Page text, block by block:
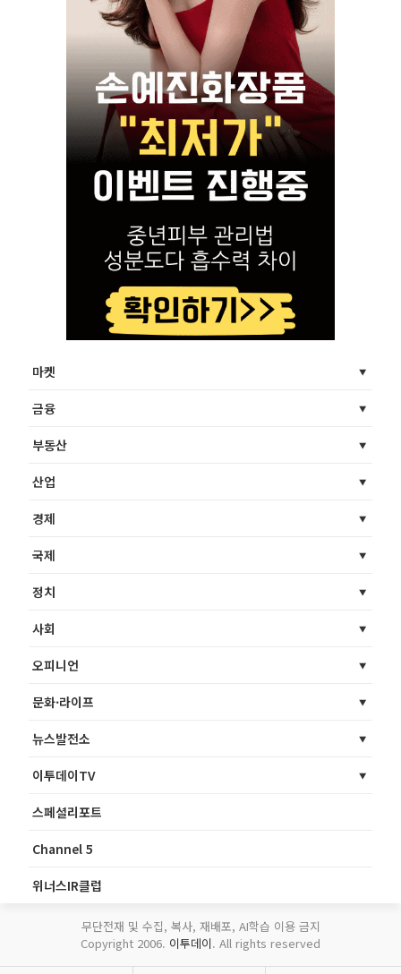
마켓
금융
부동산
산업
경제
국제
정치
사회
오피니언
문화·라이프
뉴스발전소
이투데이TV
스페셜리포트
Channel 5
위너스IR클럽
무단전재 및 수집, 복사, 재배포, AI학습 이용 금지
Copyright 2006. 이투데이. All rights reserved